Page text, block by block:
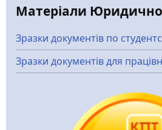
Матеріали
Зразки документів по
Зразки документів для